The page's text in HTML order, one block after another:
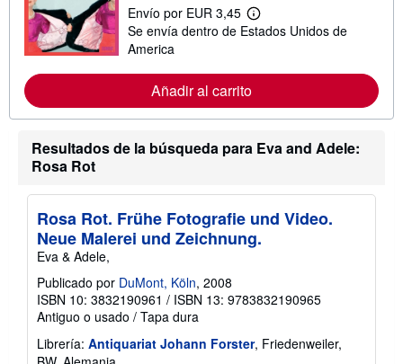
o
b
t
a
i
e
n
Envío por EUR 3,45
M
á
n
a
c
n
o
b
r
s
r
Se envía dentro de Estados Unidos de
America
Añadir al carrito
Resultados de la búsqueda para Eva and Adele:
Rosa Rot
Rosa Rot. Frühe Fotografie und Video.
Neue Malerei und Zeichnung.
Eva & Adele,
Publicado por DuMont, Köln, 2008
ISBN 10: 3832190961 / ISBN 13: 9783832190965
Antiguo o usado / Tapa dura
Librería: Antiquariat Johann Forster, Friedenweiler,